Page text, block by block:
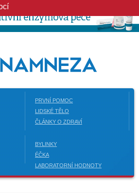
PRVNÍ POMOC
LIDSKÉ TĚLO
ČLÁNKY O ZDRAVÍ
BYLINKY
ÉČKA
LABORATORNÍ HODNOTY